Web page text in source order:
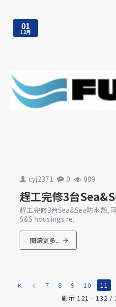
01
12月
cyj2371 0 889
趕工完修3台
趕工完修3台Sea&Sea防水殼,
S&S housings re..
閱讀更多...
7 8 9 10 11
顯示 121 - 132 /